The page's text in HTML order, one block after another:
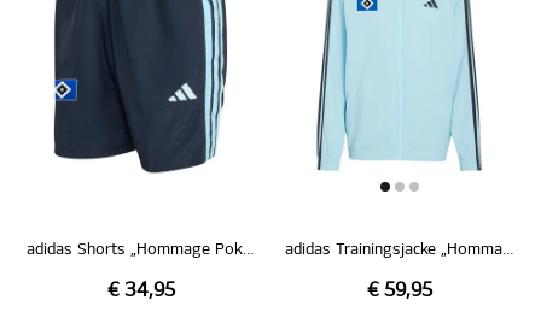
adidas Shorts „Hommage Pokalsieg 1976“
€ 34,95
adidas Trainingsjacke „Hommage Pokalsieg 1976“
€ 59,95